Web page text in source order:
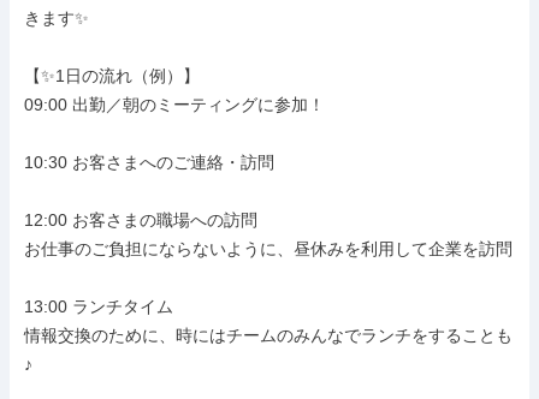
きます✨
【✨1日の流れ（例）】
09:00 出勤／朝のミーティングに参加！
10:30 お客さまへのご連絡・訪問
12:00 お客さまの職場への訪問
お仕事のご負担にならないように、昼休みを利用して企業を訪問
13:00 ランチタイム
情報交換のために、時にはチームのみんなでランチをすることも
♪